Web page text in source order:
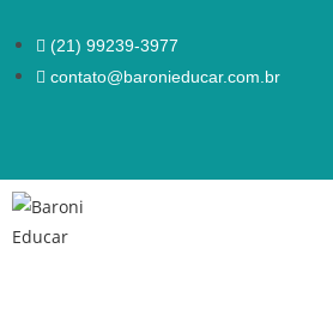
(21) 99239-3977
contato@baronieducar.com.br